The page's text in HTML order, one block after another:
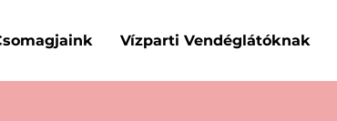
Vízparti Vendéglátóknak